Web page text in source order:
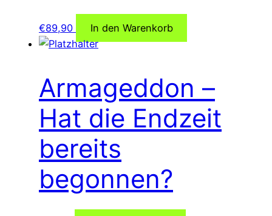
€89,90 In den Warenkorb
Armageddon –
Hat die Endzeit
bereits
begonnen?